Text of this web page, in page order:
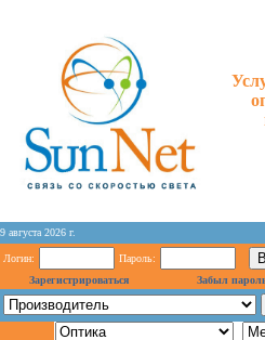
9 августа 2026 г.
Логин:
Пароль:
Зарегистрироваться
Забыл